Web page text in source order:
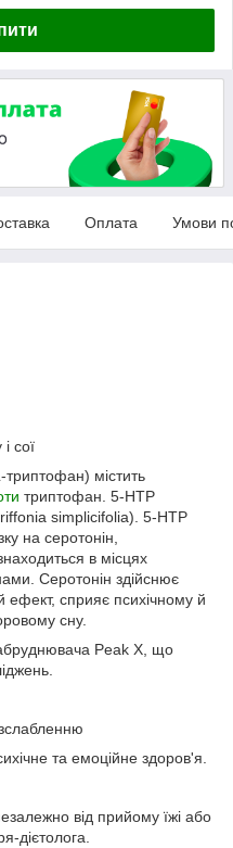
Оплата Умови
сої
містить
триптофан. 5-HTP
simplicifolia). 5-HTP
на серотонін,
в місцях
Серотонін здійснює
ефект, сприяє психічному й
сну.
Peak X, що
та емоційне здоров'я.
від прийому їжі або
дієтолога.